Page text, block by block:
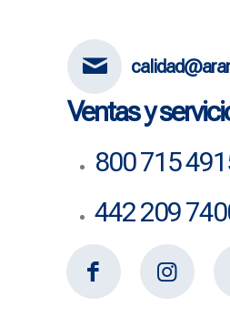
Ventas y
800 715
442 209